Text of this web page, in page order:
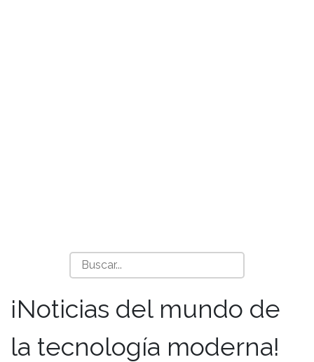
¡Noticias del mundo de
la tecnología moderna!